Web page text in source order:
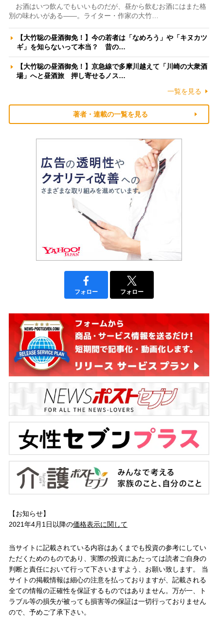
お酒はいつ飲んでもいいものだが、昼から飲むお酒にはまた格
別の味わいがある――。ライター・作家の大竹…
【大竹聡の昼酒御免！】今の若者は「なめろう」や「キヌカツ
ギ」を知らないって本当？ 昔の…
【大竹聡の昼酒御免！】京急線で多摩川越えて「川崎の大衆酒
場」へと昼酒旅 押し寄せるノス…
一覧を見る
著者・連載の一覧を見る
フォロー フォロー
【お知らせ】
2021年4月1日以降の価格表示に関して
当サイトに記載されている内容はあくまでも投資の参考にしてい
ただくためのものであり、実際の投資にあたっては読者ご自身の
判断と責任において行って下さいますよう、お願い致します。 当
サイトの掲載情報は細心の注意を払っておりますが、記載される
全ての情報の正確性を保証するものではありません。万が一、ト
ラブル等の損失が被っても損害等の保証は一切行っておりません
ので、予めご了承下さい。